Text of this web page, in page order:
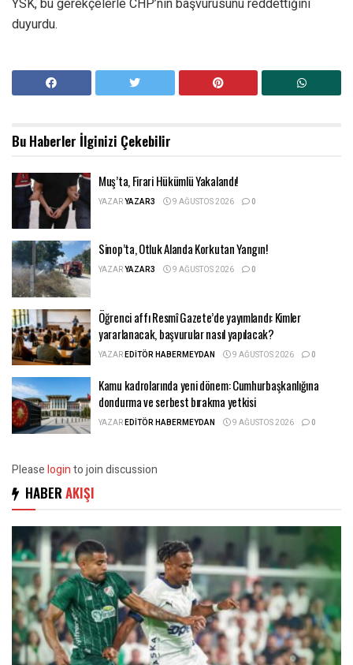
YSK, bu gerekçelerle CHP’nin başvurusunu reddettiğini
duyurdu.
Bu Haberler İlginizi Çekebilir
Muş’ta, Firari Hükümlü Yakalandı!
YAZARYAZAR3 9 AĞUSTOS 2026 0
Sinop’ta, Otluk Alanda Korkutan Yangın!
YAZARYAZAR3 9 AĞUSTOS 2026 0
Öğrenci affı Resmî Gazete’de yayımlandı: Kimler
yararlanacak, başvurular nasıl yapılacak?
YAZAREDITÖR HABERMEYDAN 9 AĞUSTOS 2026 0
Kamu kadrolarında yeni dönem: Cumhurbaşkanlığına
dondurma ve serbest bırakma yetkisi
YAZAREDITÖR HABERMEYDAN 9 AĞUSTOS 2026 0
Pleaseloginto join discussion
HABER AKIŞI